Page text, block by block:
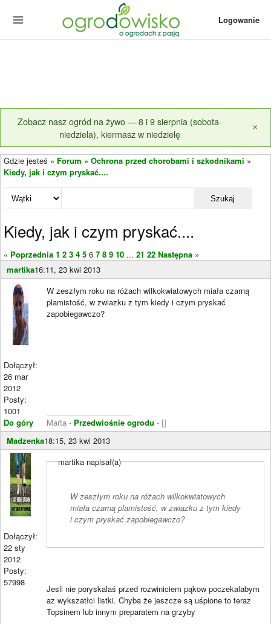
Logowanie
Zobacz nasz ogród na żywo — 8 i 9 sierpnia (sobota-
niedziela), kiermasz w niedzielę
×
Gdzie jesteś » Forum » Ochrona przed chorobami i szkodnikami »
Kiedy, jak i czym pryskać....
Szukaj
Kiedy, jak i czym pryskać....
« Poprzednia 1 2 3 4 5 6 7 8 9 10 ... 21 22 Następna »
martika16:11, 23 kwi 2013
Dołączył:
26 mar
2012
Posty:
1001
Do góry
W zeszłym roku na różach wilkokwiatowych miała czarną
plamistość, w zwiazku z tym kiedy i czym pryskać
zapobiegawczo?
Marta - Przedwiośnie ogrodu - []
Madzenka18:15, 23 kwi 2013
Dołączył:
22 sty
2012
Posty:
57998
martika napisał(a)
W zeszłym roku na różach wilkokwiatowych
miała czarną plamistość, w zwiazku z tym kiedy
i czym pryskać zapobiegawczo?
Jesli nie poryskalaś przed rozwiniciem pąkow poczekalabym
az wykszatłci listki. Chyba że jeszcze są uśpione to teraz
Topsinem lub innym preparatem na grzyby